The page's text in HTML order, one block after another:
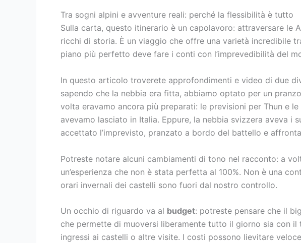
Tra sogni alpini e avventure reali: perché la flessibilità è tutto
Sulla carta, questo itinerario è un capolavoro: attraversare le
ricchi di storia. È un viaggio che offre una varietà incredibile
piano più perfetto deve fare i conti con l’imprevedibilità del
In questo articolo troverete approfondimenti e video di due
sapendo che la nebbia era fitta, abbiamo optato per un
volta eravamo ancora più preparati: le previsioni per Thun e
avevamo lasciato in Italia. Eppure, la nebbia svizzera aveva i
accettato l’imprevisto, pranzato a bordo del battello e
Potreste notare alcuni cambiamenti di tono nel racconto: a
un’esperienza che non è stata perfetta al 100%. Non è una
orari invernali dei castelli sono fuori dal nostro controllo.
Un occhio di riguardo va al budget: potreste pensare che il
che permette di muoversi liberamente tutto il giorno sia con
ingressi ai castelli o altre visite. I costi possono lievitare